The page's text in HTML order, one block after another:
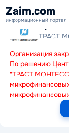
Zaim.com
информационный портал
Траст
ТРАСТ
Организация
По решению
"ТРАСТ